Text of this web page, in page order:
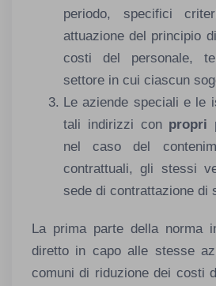
periodo, specifici
attuazione del principio
costi del personale,
settore in cui ciascun
Le aziende speciali e le
tali indirizzi con propri
nel caso del
contrattuali, gli stessi
sede di contrattazione di
La prima parte della norma
diretto in capo alle stesse
comuni di riduzione dei costi